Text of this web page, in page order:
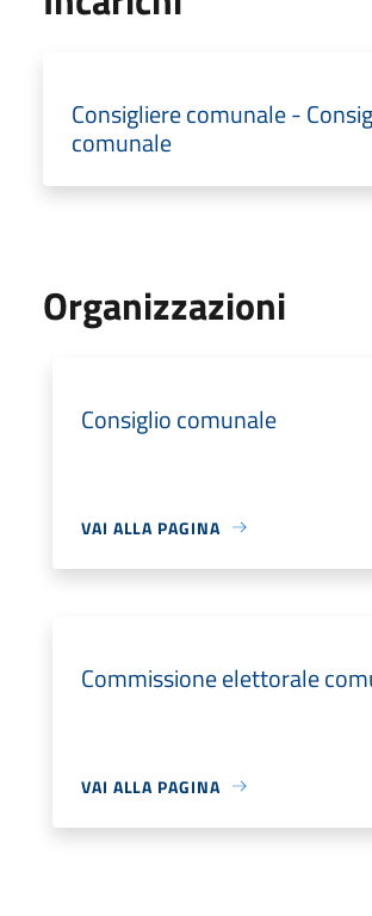
Consigliere comunale -
comunale
Organizzazioni
Consiglio comunale
VAI ALLA PAGINA
Commissione elettorale
VAI ALLA PAGINA